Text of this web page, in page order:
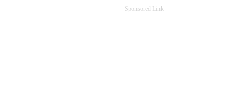
Sponsored Link